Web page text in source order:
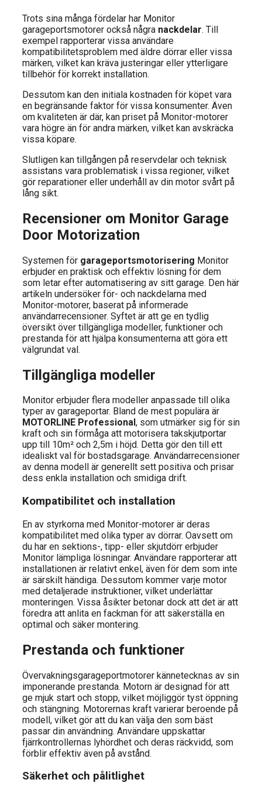
Trots sina många fördelar har Monitor
garageportsmotorer också några nackdelar. Till
exempel rapporterar vissa användare
kompatibilitetsproblem med äldre dörrar eller vissa
märken, vilket kan kräva justeringar eller ytterligare
tillbehör för korrekt installation.
Dessutom kan den initiala kostnaden för köpet vara
en begränsande faktor för vissa konsumenter. Även
om kvaliteten är där, kan priset på Monitor-motorer
vara högre än för andra märken, vilket kan avskräcka
vissa köpare.
Slutligen kan tillgången på reservdelar och teknisk
assistans vara problematisk i vissa regioner, vilket
gör reparationer eller underhåll av din motor svårt på
lång sikt.
Recensioner om Monitor Garage
Door Motorization
Systemen för garageportsmotorisering Monitor
erbjuder en praktisk och effektiv lösning för dem
som letar efter automatisering av sitt garage. Den här
artikeln undersöker för- och nackdelarna med
Monitor-motorer, baserat på informerade
användarrecensioner. Syftet är att ge en tydlig
översikt över tillgängliga modeller, funktioner och
prestanda för att hjälpa konsumenterna att göra ett
välgrundat val.
Tillgängliga modeller
Monitor erbjuder flera modeller anpassade till olika
typer av garageportar. Bland de mest populära är
MOTORLINE Professional , som utmärker sig för sin
kraft och sin förmåga att motorisera takskjutportar
upp till 10m² och 2,5m i höjd. Detta gör den till ett
idealiskt val för bostadsgarage. Användarrecensioner
av denna modell är generellt sett positiva och prisar
dess enkla installation och smidiga drift.
Kompatibilitet och installation
En av styrkorna med Monitor-motorer är deras
kompatibilitet med olika typer av dörrar. Oavsett om
du har en sektions-, tipp- eller skjutdörr erbjuder
Monitor lämpliga lösningar. Användare rapporterar att
installationen är relativt enkel, även för dem som inte
är särskilt händiga. Dessutom kommer varje motor
med detaljerade instruktioner, vilket underlättar
monteringen. Vissa åsikter betonar dock att det är att
föredra att anlita en fackman för att säkerställa en
optimal och säker montering.
Prestanda och funktioner
Övervakningsgarageportmotorer kännetecknas av sin
imponerande prestanda. Motorn är designad för att
ge mjuk start och stopp, vilket möjliggör tyst öppning
och stängning. Motorernas kraft varierar beroende på
modell, vilket gör att du kan välja den som bäst
passar din användning. Användare uppskattar
fjärrkontrollernas lyhördhet och deras räckvidd, som
förblir effektiv även på avstånd.
Säkerhet och pålitlighet